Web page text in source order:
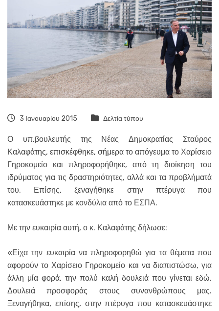
3 Ιανουαρίου 2015 Δελτία τύπου
Ο υπ.βουλευτής της Νέας Δημοκρατίας Σταύρος
Καλαφάτης, επισκέφθηκε, σήμερα το απόγευμα το Χαρίσειο
Γηροκομείο και πληροφορήθηκε, από τη διοίκηση του
ιδρύματος για τις δραστηριότητες, αλλά και τα προβλήματά
του. Επίσης, ξεναγήθηκε στην πτέρυγα που
κατασκευάστηκε με κονδύλια από το ΕΣΠΑ.
Με την ευκαιρία αυτή, ο κ. Καλαφάτης δήλωσε:
«Είχα την ευκαιρία να πληροφορηθώ για τα θέματα που
αφορούν το Χαρίσειο Γηροκομείο και να διαπιστώσω, για
άλλη μία φορά, την πολύ καλή δουλειά που γίνεται εδώ.
Δουλειά προσφοράς στους συνανθρώπους μας.
Ξεναγήθηκα, επίσης, στην πτέρυγα που κατασκευάστηκε